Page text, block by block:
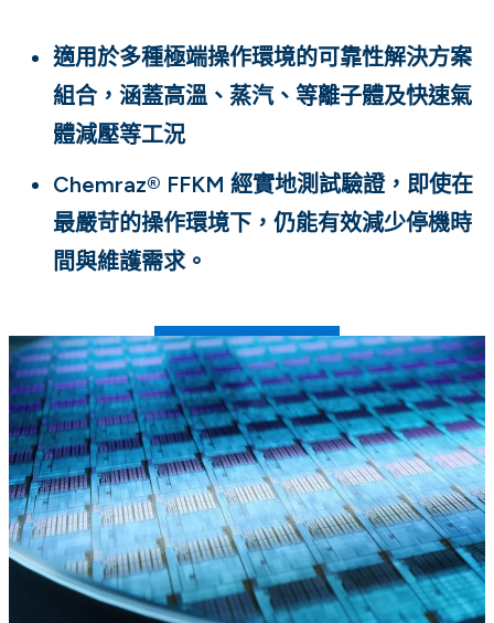
適用於多種極端操作環境的可靠性解決方案
組合，涵蓋高溫、蒸汽、等離子體及快速氣
體減壓等工況
Chemraz® FFKM 經實地測試驗證，即使在
最嚴苛的操作環境下，仍能有效減少停機時
間與維護需求。
CHEMRAZ® FFKM 概述